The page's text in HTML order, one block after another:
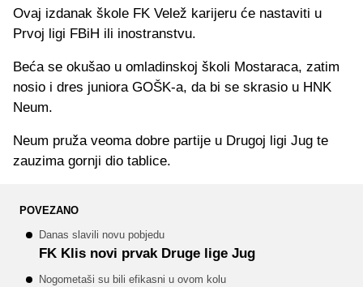
Ovaj izdanak škole FK Velež karijeru će nastaviti u
Prvoj ligi FBiH ili inostranstvu.
Beća se okušao u omladinskoj školi Mostaraca, zatim
nosio i dres juniora GOŠK-a, da bi se skrasio u HNK
Neum.
Neum pruža veoma dobre partije u Drugoj ligi Jug te
zauzima gornji dio tablice.
POVEZANO
Danas slavili novu pobjedu
FK Klis novi prvak Druge lige Jug
Nogometaši su bili efikasni u ovom kolu